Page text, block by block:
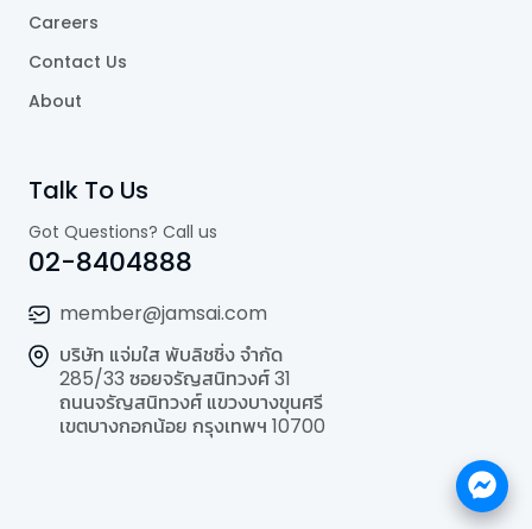
Careers
Contact Us
About
Talk To Us
Got Questions? Call us
02-8404888
member@jamsai.com
บริษัท แจ่มใส พับลิชชิ่ง จำกัด
285/33 ซอยจรัญสนิทวงศ์ 31
ถนนจรัญสนิทวงศ์ แขวงบางขุนศรี
เขตบางกอกน้อย กรุงเทพฯ 10700